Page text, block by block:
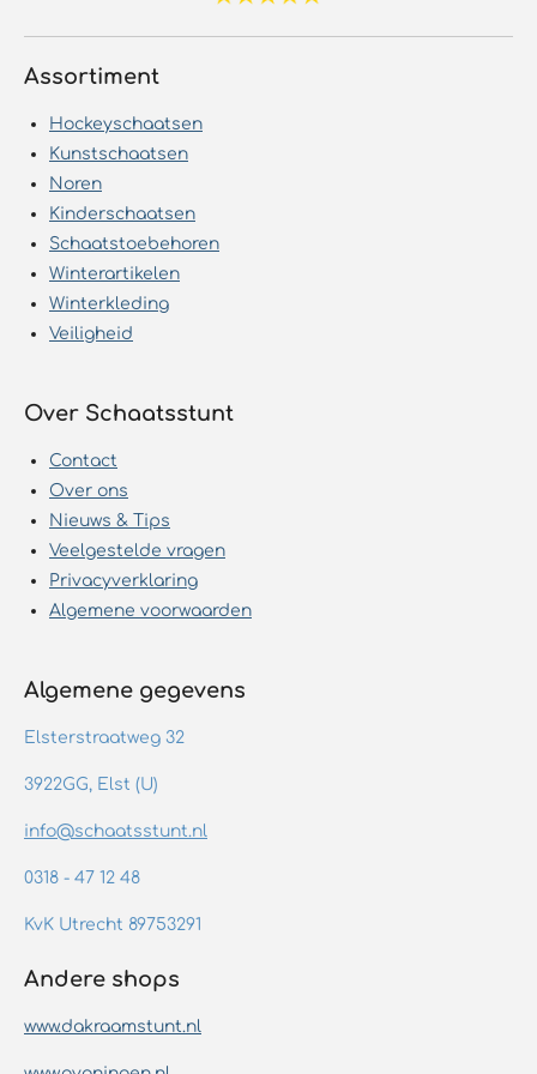
Assortiment
Hockeyschaatsen
Kunstschaatsen
Noren
Kinderschaatsen
Schaatstoebehoren
Winterartikelen
Winterkleding
Veiligheid
Over Schaatsstunt
Contact
Over ons
Nieuws & Tips
Veelgestelde vragen
Privacyverklaring
Algemene voorwaarden
Algemene gegevens
Elsterstraatweg 32
3922GG, Elst (U)
info@schaatsstunt.nl
0318 - 47 12 48
KvK Utrecht 89753291
Andere shops
www.dakraamstunt.nl